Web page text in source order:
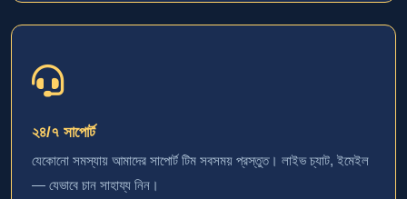
২৪/৭ সাপোর্ট
যেকোনো সমস্যায় আমাদের সাপোর্ট টিম সবসময় প্রস্তুত। লাইভ চ্যাট, ইমেইল
— যেভাবে চান সাহায্য নিন।